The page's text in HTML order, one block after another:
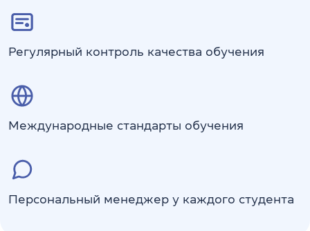
Регулярный контроль качества обучения
Международные стандарты обучения
Персональный менеджер у каждого студента